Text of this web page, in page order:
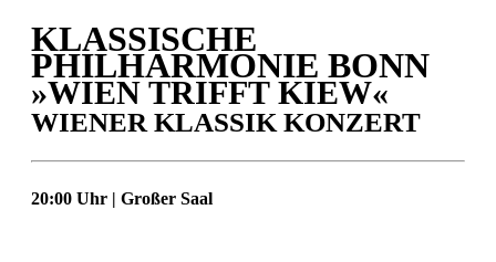
KLASSISCHE
PHILHARMONIE BONN
»WIEN TRIFFT KIEW«
WIENER KLASSIK KONZERT
20:00 Uhr | Großer Saal